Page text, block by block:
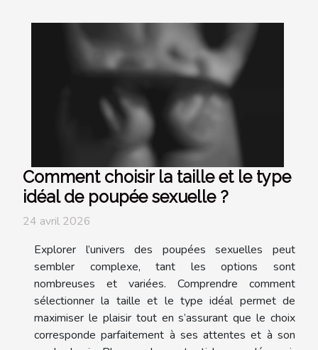
Comment choisir la taille et le type
idéal de poupée sexuelle ?
24 avril 2026
Explorer l’univers des poupées sexuelles peut
sembler complexe, tant les options sont
nombreuses et variées. Comprendre comment
sélectionner la taille et le type idéal permet de
maximiser le plaisir tout en s’assurant que le choix
corresponde parfaitement à ses attentes et à son